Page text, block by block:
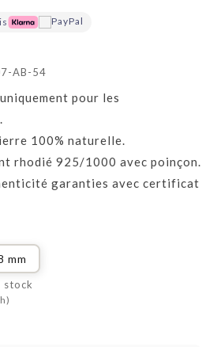
AB-54
pour les
100% naturelle.
rhodié 925/1000 avec poinçon.
garanties avec certificat
mm
stock